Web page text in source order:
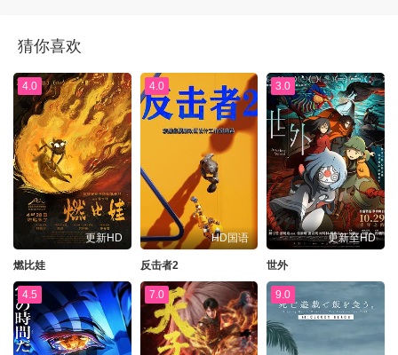
猜你喜欢
4.0
更新HD
燃比娃
4.0
HD国语
反击者2
3.0
更新至HD
世外
4.5 7.0 9.0